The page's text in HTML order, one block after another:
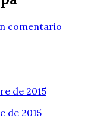
comentario
de 2015
de 2015